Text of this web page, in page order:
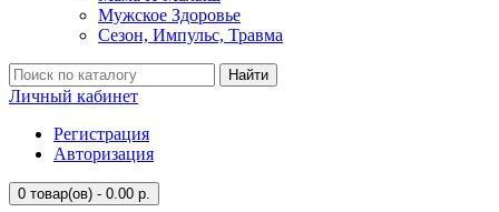
Мужское Здоровье
Сезон, Импульс, Травма
Найти
Личный кабинет
Регистрация
Авторизация
0 товар(ов) - 0.00 р.